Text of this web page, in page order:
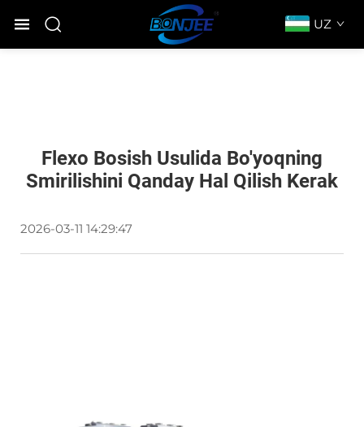
UZ
Flexo Bosish Usulida Bo'yoqning
Smirilishini Qanday Hal Qilish Kerak
2026-03-11 14:29:47